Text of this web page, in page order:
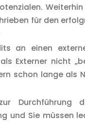
für den
an einen
Externer nicht
schon lange als
Durchführung
und Sie müssen